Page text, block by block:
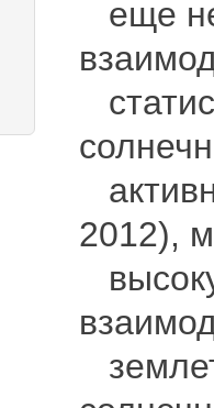
еще
2012),